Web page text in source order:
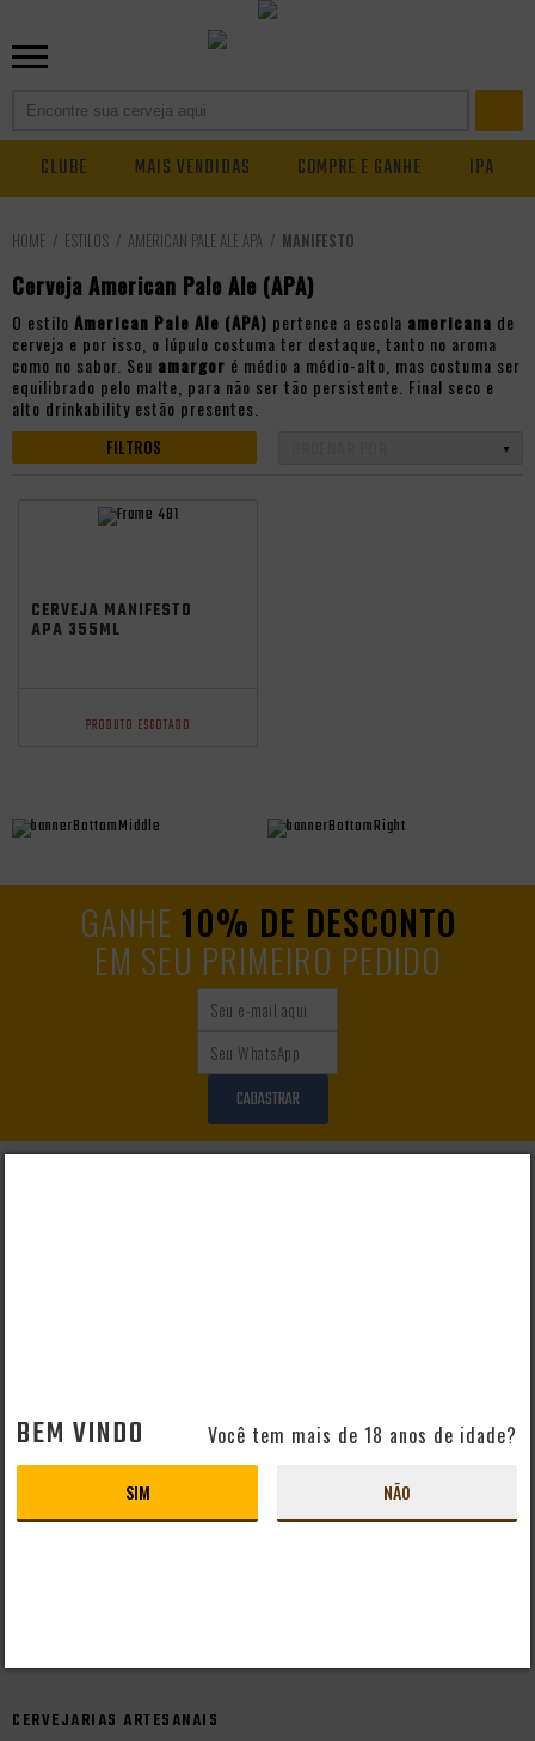
CLUBE MAIS VENDIDAS COMPRE E GANHE IPA
ESTILOS AMERICAN PALE ALE APA MANIFESTO
Cerveja American Pale Ale (APA)
O estilo American Pale Ale (APA) pertence a escola americana de
cerveja e por isso, o lúpulo costuma ter destaque, tanto no aroma
como no sabor. Seu amargor é médio a médio-alto, mas costuma ser
equilibrado pelo malte, para não ser tão persistente. Final seco e
alto drinkability estão presentes.
FILTROS
CERVEJA MANIFESTO
APA 355ML
PRODUTO ESGOTADO
GANHE 10% DE DESCONTO
EM SEU PRIMEIRO PEDIDO
CADASTRAR
CERVEJAS POR PAÍS
Cervejas Artesanais Brasileiras
Cervejas Importadas Alemãs
CERVEJARIAS ARTESANAIS
BEM VINDO Você tem mais de 18 anos de idade?
SIM NÃO